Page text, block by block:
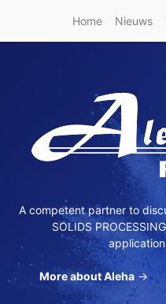
Home Nieuws
A competent partner to
SOLIDS
More about Aleha→